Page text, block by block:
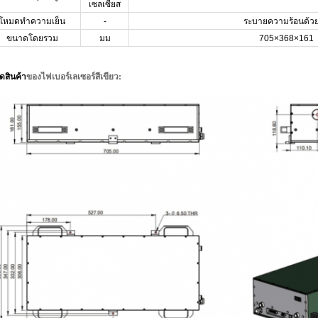
เซลเซียส
หมดทำความเย็น -
ระบายความร้อนด้ว
ขนาดโดยรวม
มม 705×368×161
สินค้าของไฟเบอร์เลเซอร์สีเขียว: